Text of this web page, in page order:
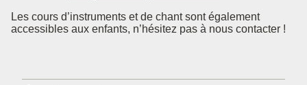
Les cours d’instruments et de chant sont également
accessibles aux enfants, n’hésitez pas à nous contacter !